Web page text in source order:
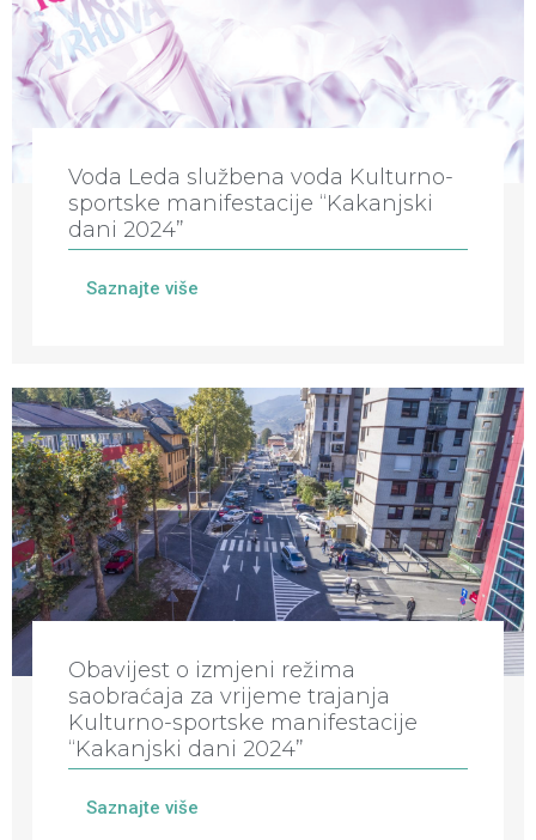
Voda Leda službena voda Kulturno-
sportske manifestacije “Kakanjski
dani 2024”
Saznajte više
Obavijest o izmjeni režima
saobraćaja za vrijeme trajanja
Kulturno-sportske manifestacije
“Kakanjski dani 2024”
Saznajte više